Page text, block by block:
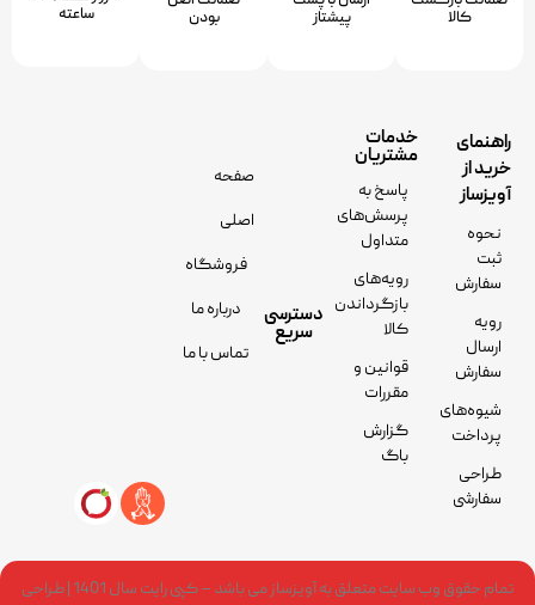
کالا پیشتاز ﺑﻮدن ﺳﺎﻋﺘﻪ
راهنمای
خرید از
آویزساز
نحوه
ثبت
سفارش
رویه
ارسال
سفارش
شیوه‌های
پرداخت
طراحی
سفارشی
خدمات
مشتریان
پاسخ به
پرسش‌های
متداول
رویه‌های
بازگرداندن
کالا
قوانین و
مقررات
گزارش
باگ
دسترسی
سریع
صفحه
اصلی
فروشگاه
درباره ما
تماس با ما
تمام حقوق وب سایت متعلق به آویزساز می باشد – کپی رایت سال 1401 | طراحی